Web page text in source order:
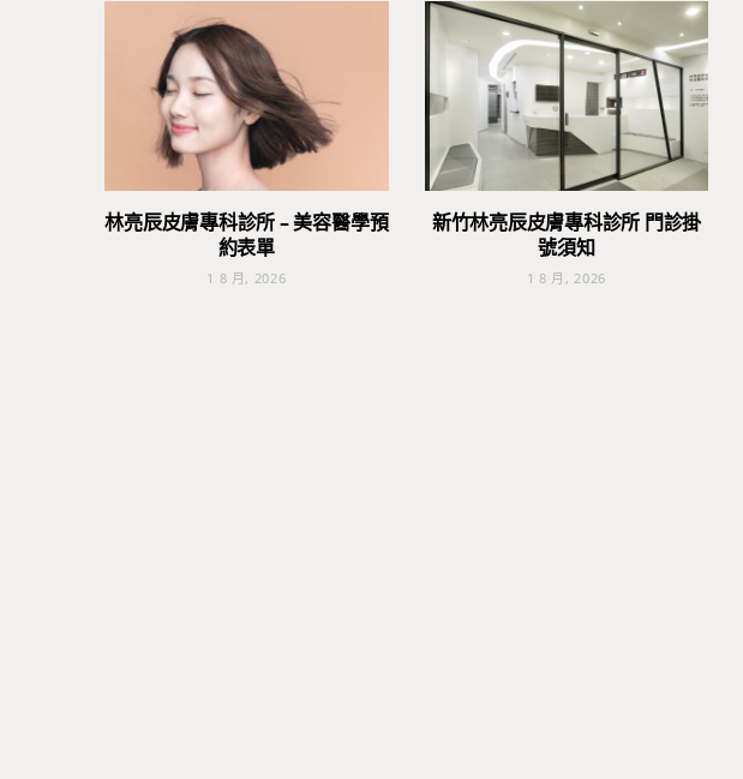
林亮辰皮膚專科診所 – 美容醫學預
約表單
1 8 月, 2026
新竹林亮辰皮膚專科診所 門診掛
號須知
1 8 月, 2026